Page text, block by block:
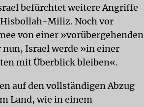
befürchtet weitere Angriffe
Miliz. Noch vor
von einer »vorübergehenden
nun, Israel werde »in einer
mit Überblick bleiben«.
auf den vollständigen Abzug
Land, wie in einem